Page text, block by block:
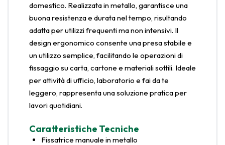
domestico. Realizzata in metallo, garantisce una
buona resistenza e durata nel tempo, risultando
adatta per utilizzi frequenti ma non intensivi. Il
design ergonomico consente una presa stabile e
un utilizzo semplice, facilitando le operazioni di
fissaggio su carta, cartone e materiali sottili. Ideale
per attività di ufficio, laboratorio e fai da te
leggero, rappresenta una soluzione pratica per
lavori quotidiani.
Caratteristiche Tecniche
Fissatrice manuale in metallo